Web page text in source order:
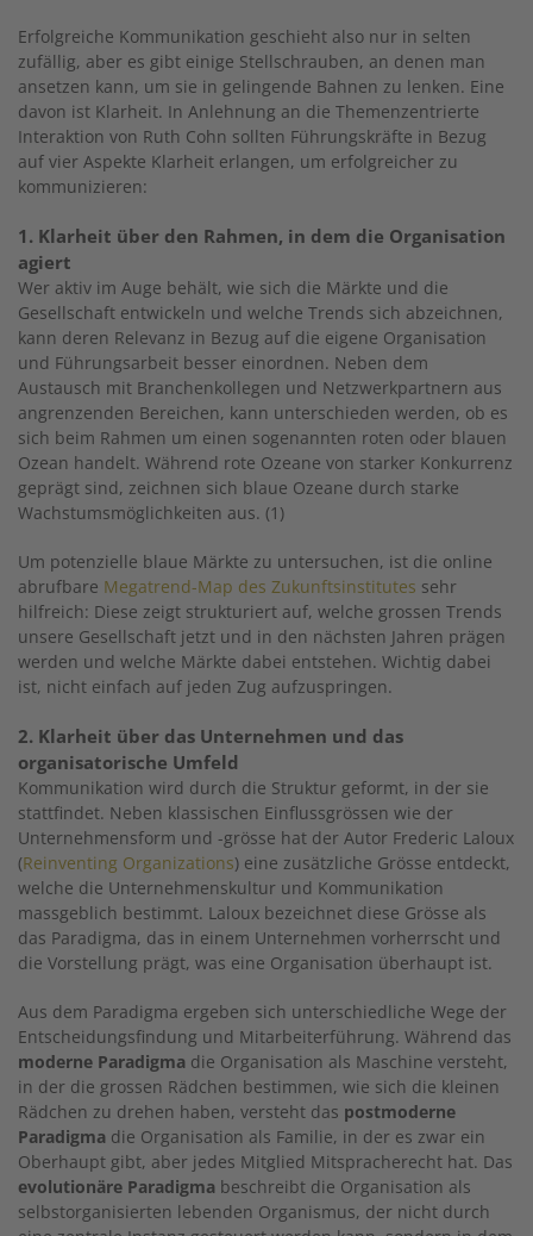
Erfolgreiche Kommunikation geschieht also nur in selten
zufällig, aber es gibt einige Stellschrauben, an denen man
ansetzen kann, um sie in gelingende Bahnen zu lenken. Eine
davon ist Klarheit. In Anlehnung an die Themenzentrierte
Interaktion von Ruth Cohn sollten Führungskräfte in Bezug
auf vier Aspekte Klarheit erlangen, um erfolgreicher zu
kommunizieren:
1. Klarheit über den Rahmen, in dem die Organisation
agiert
Wer aktiv im Auge behält, wie sich die Märkte und die
Gesellschaft entwickeln und welche Trends sich abzeichnen,
kann deren Relevanz in Bezug auf die eigene Organisation
und Führungsarbeit besser einordnen. Neben dem
Austausch mit Branchenkollegen und Netzwerkpartnern aus
angrenzenden Bereichen, kann unterschieden werden, ob es
sich beim Rahmen um einen sogenannten roten oder blauen
Ozean handelt. Während rote Ozeane von starker Konkurrenz
geprägt sind, zeichnen sich blaue Ozeane durch starke
Wachstumsmöglichkeiten aus. (1)
Um potenzielle blaue Märkte zu untersuchen, ist die online
abrufbare Megatrend-Map des Zukunftsinstitutes sehr
hilfreich: Diese zeigt strukturiert auf, welche grossen Trends
unsere Gesellschaft jetzt und in den nächsten Jahren prägen
werden und welche Märkte dabei entstehen. Wichtig dabei
ist, nicht einfach auf jeden Zug aufzuspringen.
2. Klarheit über das Unternehmen und das
organisatorische Umfeld
Kommunikation wird durch die Struktur geformt, in der sie
stattfindet. Neben klassischen Einflussgrössen wie der
Unternehmensform und -grösse hat der Autor Frederic Laloux
(Reinventing Organizations) eine zusätzliche Grösse entdeckt,
welche die Unternehmenskultur und Kommunikation
massgeblich bestimmt. Laloux bezeichnet diese Grösse als
das Paradigma, das in einem Unternehmen vorherrscht und
die Vorstellung prägt, was eine Organisation überhaupt ist.
Aus dem Paradigma ergeben sich unterschiedliche Wege der
Entscheidungsfindung und Mitarbeiterführung. Während das
moderne Paradigma die Organisation als Maschine versteht,
in der die grossen Rädchen bestimmen, wie sich die kleinen
Rädchen zu drehen haben, versteht das postmoderne
Paradigma die Organisation als Familie, in der es zwar ein
Oberhaupt gibt, aber jedes Mitglied Mitspracherecht hat. Das
evolutionäre Paradigma beschreibt die Organisation als
selbstorganisierten lebenden Organismus, der nicht durch